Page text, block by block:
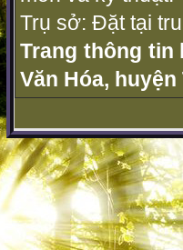
Trụ sở: Đặt tại
Trang thông tin
Văn Hóa,